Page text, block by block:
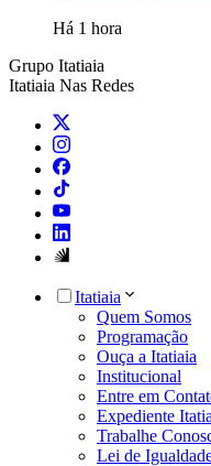
Há 1 hora
Grupo Itatiaia
Itatiaia Nas Redes
Itatiaia
Quem Somos
Programação
Ouça a Itatiaia
Institucional
Entre em
Expediente
Trabalhe
Lei de